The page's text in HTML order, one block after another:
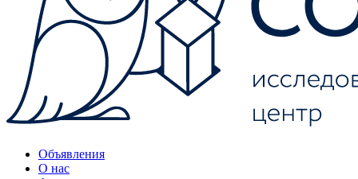
Объявления
О нас